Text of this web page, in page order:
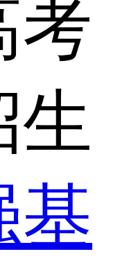
考
生
基